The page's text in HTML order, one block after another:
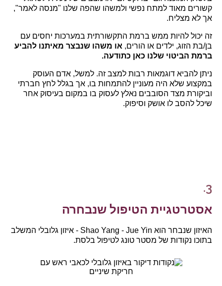
קשורים מאוד למתח נפשי ולמשהו שהפה שלנו "מנסה לאמר",
אך לא מצליח.
זה יכול להיות ממש ברמת התקשורתית במערכות יחסים עם
בן/בת הזוג, ילדים או הורים, או משהו שנבצר מאיתנו להביע
ברמת הביטוי שלנו כאן כתודעה.
ניתן להביא דוגמאות רבות למצב זה. למשל, אדם העוסק
במקצוע שלא היה מעוניין להתמחות בו, אך בגלל לחץ חברתי
וביקורת מצד הסובבים נאלץ לעסוק בו במקום בעיסוק אחר
שיכל להסב לו אושק וסיפוק.
3.
אסטרטגיית הטיפול שנבחרה
האיזון שנבחר הוא Shao Yang - Jue Yin - איזון גלובלי המשלב
בתוכו נקודות של מסטר טונג לטיפול בלסת.